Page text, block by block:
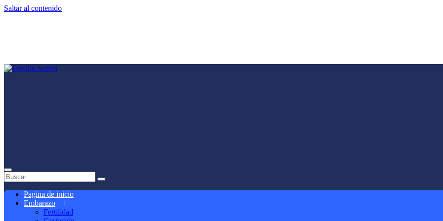
Saltar al contenido
Pagina de inicio
Embarazo
Fertilidad